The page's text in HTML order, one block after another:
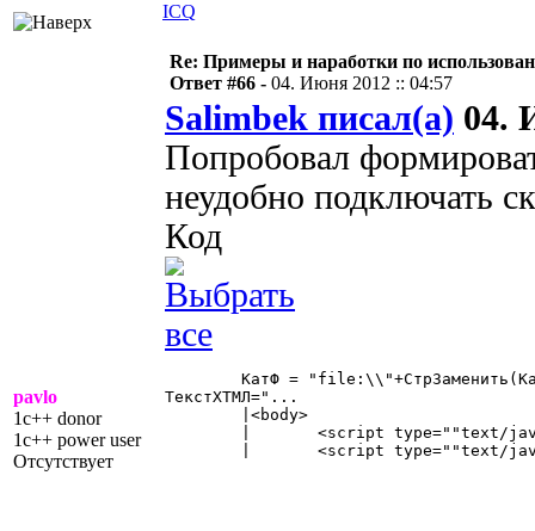
ICQ
pavlo
1c++ donor
1c++ power user
Отсутствует
Re: Примеры и наработки по
Ответ #66 - 04. Июня 2012 :: 04:57
Salimbek писал(а) 04.
Попробовал
неудобно подключать
Код
ТекстХТМЛ="...